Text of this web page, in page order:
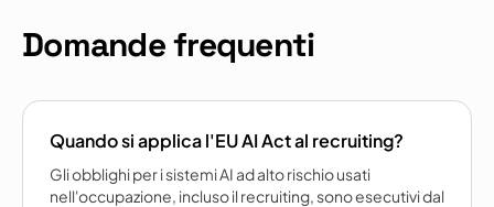
Domande frequenti
Quando si applica l'EU AI Act al recruiting?
Gli obblighi per i sistemi AI ad alto rischio usati
nell'occupazione, incluso il recruiting, sono esecutivi dal